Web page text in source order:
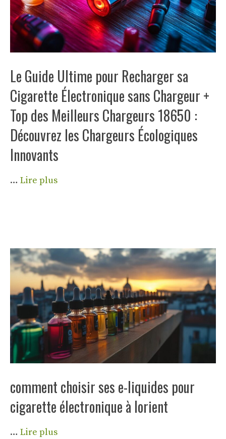
Le Guide Ultime pour Recharger sa
Cigarette Électronique sans Chargeur +
Top des Meilleurs Chargeurs 18650 :
Découvrez les Chargeurs Écologiques
Innovants
… Lire plus
comment choisir ses e-liquides pour
cigarette électronique à lorient
… Lire plus